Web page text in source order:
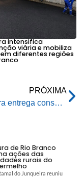
intensifica
viária e mobiliza
diferentes regiões
PRÓXIMA
Prefeitura entrega consultório móvel para atendimento de pessoas em situação de rua
de Rio Branco
ações das
rurais do
do Junqueira reuniu